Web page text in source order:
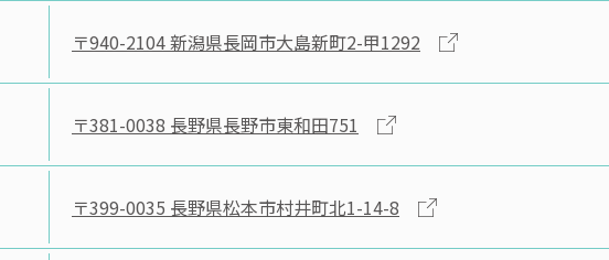
〒940-2104新潟県長岡市大島新町2-甲1292
〒381-0038 長野県長野市東和田751
〒399-0035 長野県松本市村井町北1-14-8